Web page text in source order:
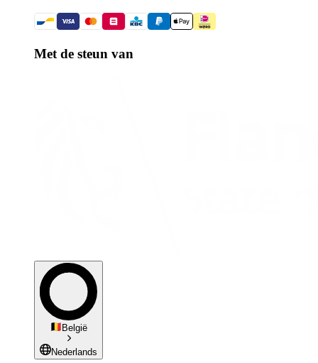
Met de steun van
België
Nederlands